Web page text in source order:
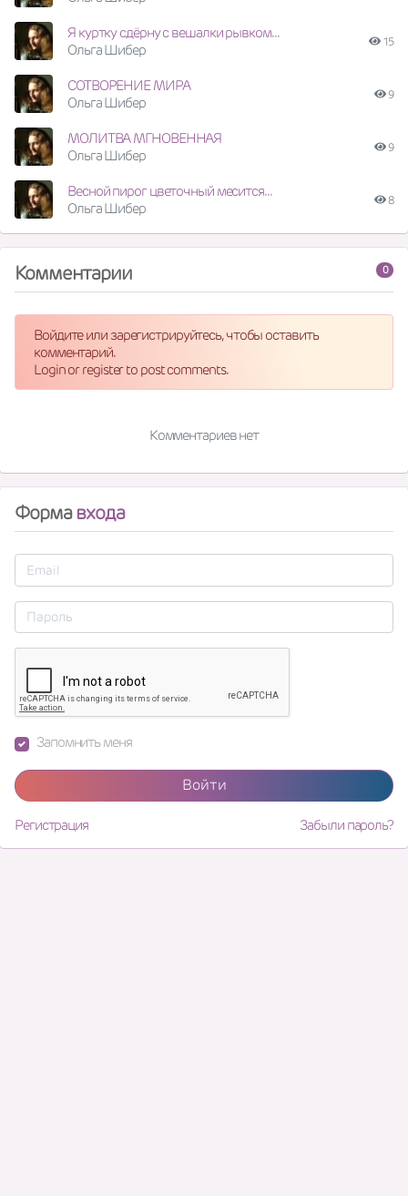
Я куртку сдёрну с вешалки рывком...
Ольга Шибер
15
СОТВОРЕНИЕ МИРА
Ольга Шибер
9
МОЛИТВА МГНОВЕННАЯ
Ольга Шибер
9
Весной пирог цветочный месится...
Ольга Шибер
8
0
Комментарии
Войдите или зарегистрируйтесь, чтобы оставить
комментарий.
Login or register to post comments.
Комментариев нет
Формавхода
Запомнить меня
Войти
Регистрация Забыли пароль?